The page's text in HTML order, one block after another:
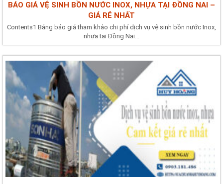
BÁO GIÁ VỆ SINH BỒN NƯỚC INOX, NHỰA TẠI ĐỒNG NAI –
GIÁ RẺ NHẤT
Contents1 Bảng báo giá tham khảo chi phí dịch vụ vệ sinh bồn nước Inox,
nhựa tại Đồng Nai...